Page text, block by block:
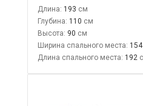
Длина: 193
Глубина: 110
Высота: 90
Ширина спального места: 154
Длина спального места: 192